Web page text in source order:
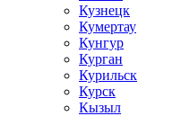
Кузнецк
Кумертау
Кунгур
Курган
Курильск
Курск
Кызыл